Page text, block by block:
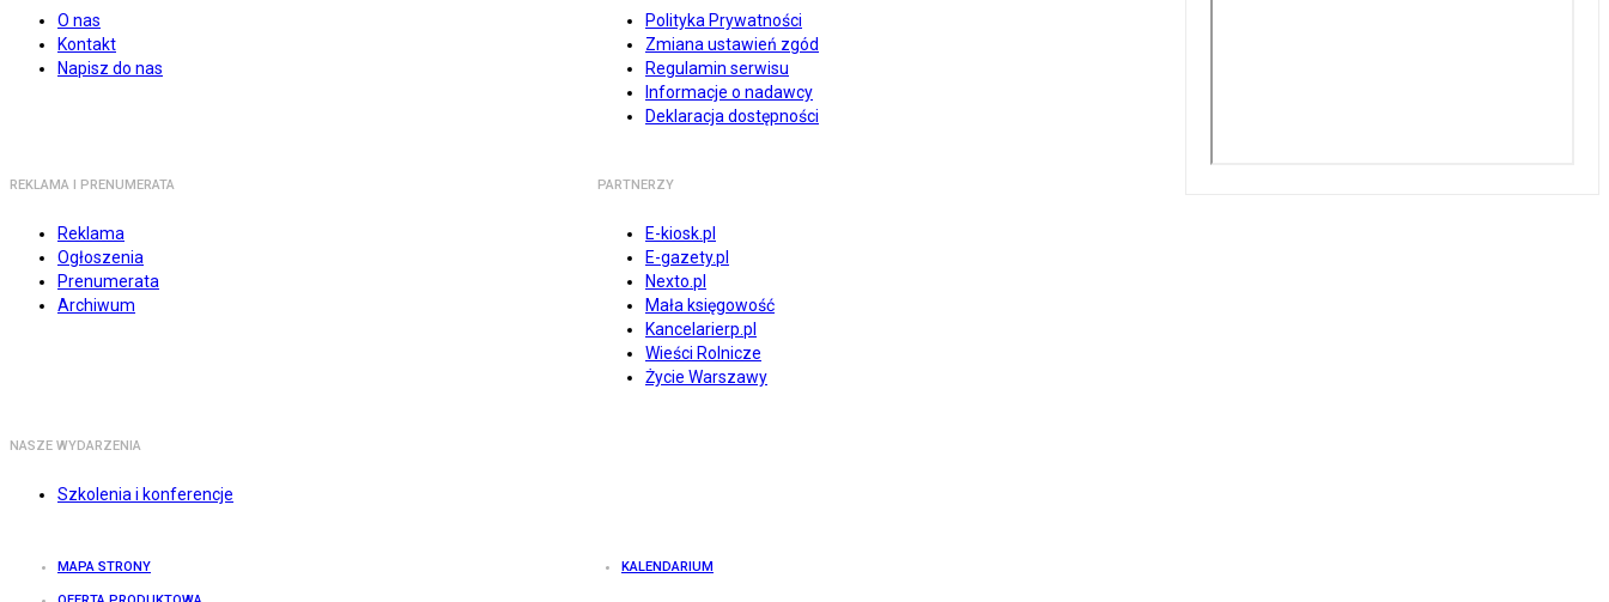
O nas
Kontakt
Napisz do nas
Polityka Prywatności
Zmiana ustawień zgód
Regulamin serwisu
Informacje o nadawcy
Deklaracja dostępności
REKLAMA I PRENUMERATA
Reklama
Ogłoszenia
Prenumerata
Archiwum
PARTNERZY
E-kiosk.pl
E-gazety.pl
Nexto.pl
Mała księgowość
Kancelarierp.pl
Wieści Rolnicze
Życie Warszawy
NASZE WYDARZENIA
Szkolenia i konferencje
MAPA STRONY KALENDARIUM